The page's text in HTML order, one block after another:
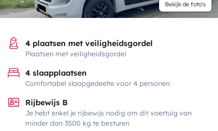
Bekijk de foto's
4 plaatsen met veiligheidsgordel
Plaatsen met veiligheidsgordel
4 slaapplaatsen
Comfortabel slaapgedeelte voor 4 personen
Rijbewijs B
Je hebt enkel je rijbewijs nodig om dit voertuig van
minder dan 3500 kg te besturen